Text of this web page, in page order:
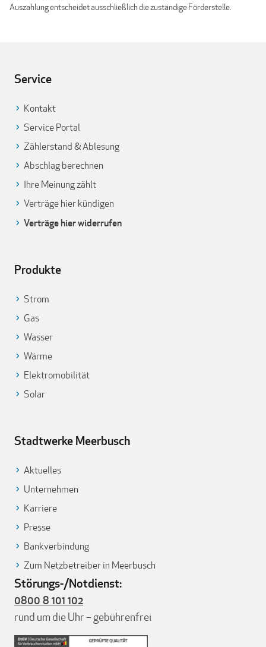
Auszahlung entscheidet ausschließlich die zuständige Förderstelle.
Service
Kontakt
Service Portal
Zählerstand & Ablesung
Abschlag berechnen
Ihre Meinung zählt
Verträge hier kündigen
Verträge hier widerrufen
Produkte
Strom
Gas
Wasser
Wärme
Elektromobilität
Solar
Stadtwerke Meerbusch
Aktuelles
Unternehmen
Karriere
Presse
Bankverbindung
Zum Netzbetreiber in Meerbusch
Störungs-/Notdienst:
0800 8 101 102
rund um die Uhr – gebührenfrei